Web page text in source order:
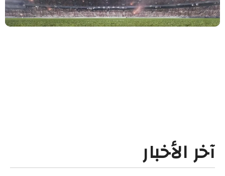
آخر الأخبار